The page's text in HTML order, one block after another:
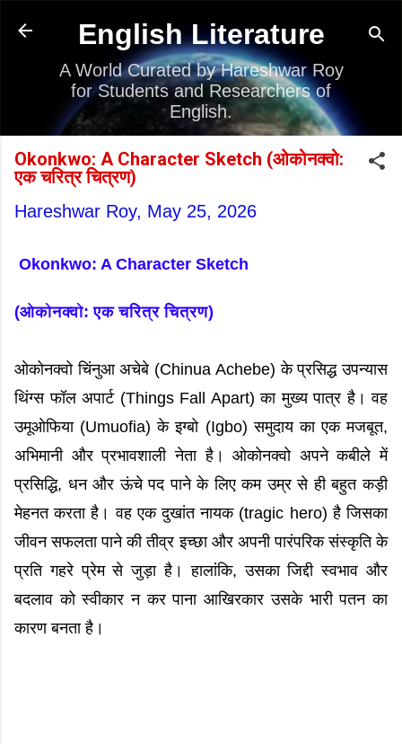
Skip to main content
English Literature
A World Curated by Hareshwar Roy
for Students and Researchers of
English.
Okonkwo: A Character Sketch (ओकोनक्वो:
एक चरित्र चित्रण)
Hareshwar Roy, May 25, 2026
Okonkwo: A Character Sketch
(ओकोनक्वो:एक चरित्र चित्रण)
ओकोनक्वो चिंनुआ अचेबे (Chinua Achebe) के प्रसिद्ध उपन्यास
थिंग्स फॉल अपार्ट (Things Fall Apart) का मुख्य पात्र है। वह
उमूओफिया (Umuofia) के इग्बो (Igbo) समुदाय का एक मजबूत,
अभिमानी और प्रभावशाली नेता है। ओकोनक्वो अपने कबीले में
प्रसिद्धि, धन और ऊंचे पद पाने के लिए कम उम्र से ही बहुत कड़ी
मेहनत करता है। वह एक दुखांत नायक (tragic hero) है जिसका
जीवन सफलता पाने की तीव्र इच्छा और अपनी पारंपरिक संस्कृति के
प्रति गहरे प्रेम से जुड़ा है। हालांकि, उसका जिद्दी स्वभाव और
बदलाव को स्वीकार न कर पाना आखिरकार उसके भारी पतन का
कारण बनता है।